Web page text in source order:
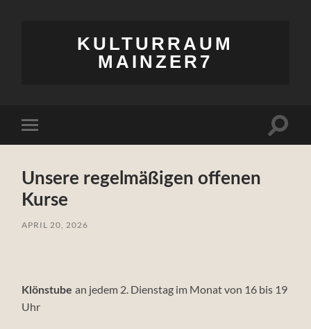
KULTURRAUM
MAINZER7
Mobile-
Menü
Unsere regelmäßigen offenen
Kurse
APRIL 20, 2026
Klönstubean jedem 2. Dienstag im Monat von 16 bis 19
Uhr